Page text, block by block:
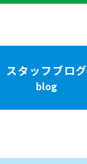
スタッフブログ
blog